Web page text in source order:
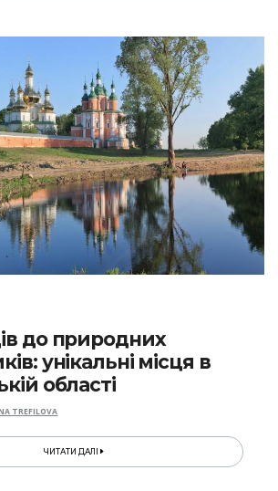
до природних
унікальні місця в
області
TREFILOVA
ЧИТАТИ ДАЛІ